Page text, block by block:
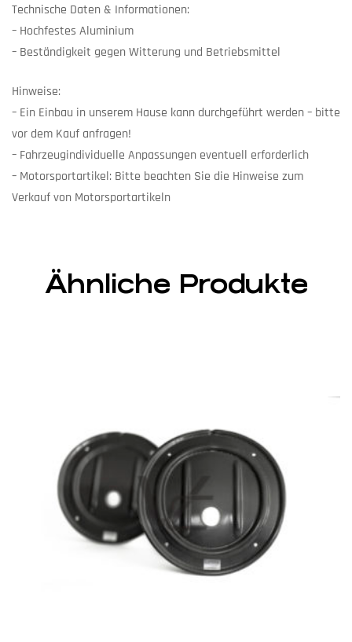
Technische Daten & Informationen:
– Hochfestes Aluminium
– Beständigkeit gegen Witterung und Betriebsmittel
Hinweise:
– Ein Einbau in unserem Hause kann durchgeführt werden – bitte
vor dem Kauf anfragen!
– Fahrzeugindividuelle Anpassungen eventuell erforderlich
– Motorsportartikel: Bitte beachten Sie die Hinweise zum
Verkauf von Motorsportartikeln
Ähnliche Produkte